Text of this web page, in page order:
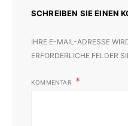
SCHREIBEN SIE EINEN
IHRE E-MAIL-ADRESSE
ERFORDERLICHE FELDER
KOMMENTAR